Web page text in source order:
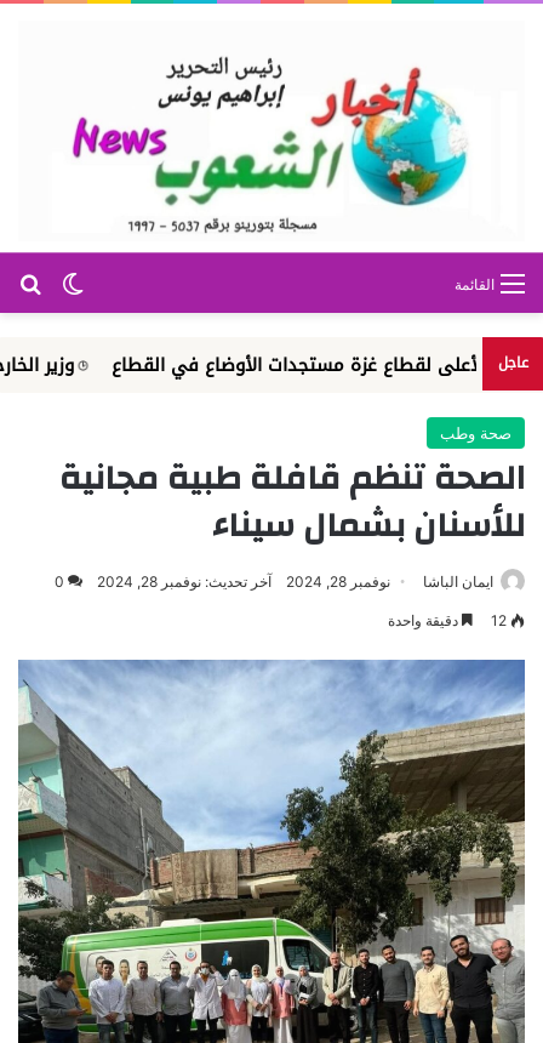
الوضع القائمة
عاجل لقطاع غزة مستجدات الأوضاع في القطاع وزير الخارجية
صحة وطب
الصحة تنظم قافلة طبية مجانية
للأسنان بشمال سيناء
ايمان الباشا نوفمبر 28, 2024 آخر تحديث: نوفمبر 28, 2024 0
12 دقيقة واحدة